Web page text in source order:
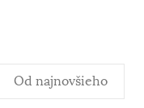
Od najnovšieho